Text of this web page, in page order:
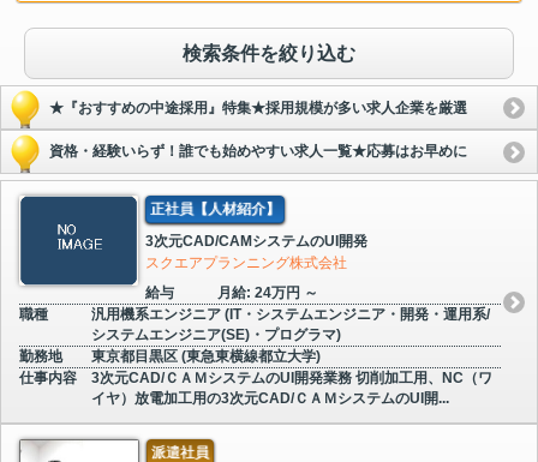
検索条件を絞り込む
★『おすすめの中途採用』特集★採用規模が多い求人企業を厳選
資格・経験いらず！誰でも始めやすい求人一覧★応募はお早めに
正社員【人材紹介】
3次元CAD/CAMシステムのUI開発
スクエアプランニング株式会社
給与
月給: 24万円 ～
職種
汎用機系エンジニア (IT・システムエンジニア・開発・運用系/
システムエンジニア(SE)・プログラマ)
勤務地
東京都目黒区 (東急東横線都立大学)
仕事内容
3次元CAD/ＣＡＭシステムのUI開発業務 切削加工用、NC（ワ
イヤ）放電加工用の3次元CAD/ＣＡＭシステムのUI開...
派遣社員